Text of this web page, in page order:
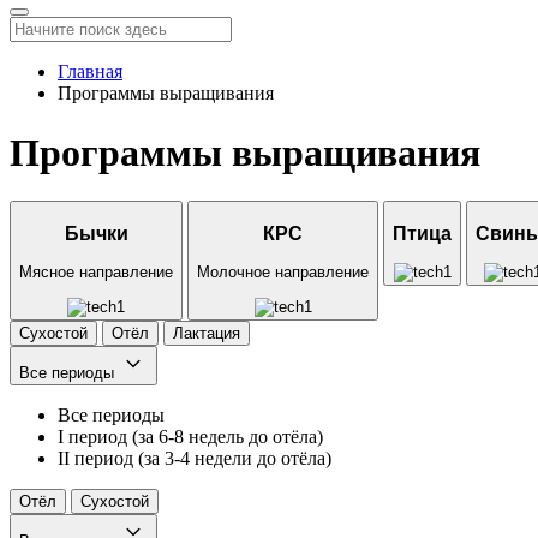
Главная
Программы выращивания
Программы выращивания
Бычки
Мясное направление
КРС
Молочное направление
Птица
Сухостой Отёл Лактация
Все периоды
Все периоды
I период (за 6-8 недель до отёла)
II период (за 3-4 недели до отёла)
Отёл Сухостой